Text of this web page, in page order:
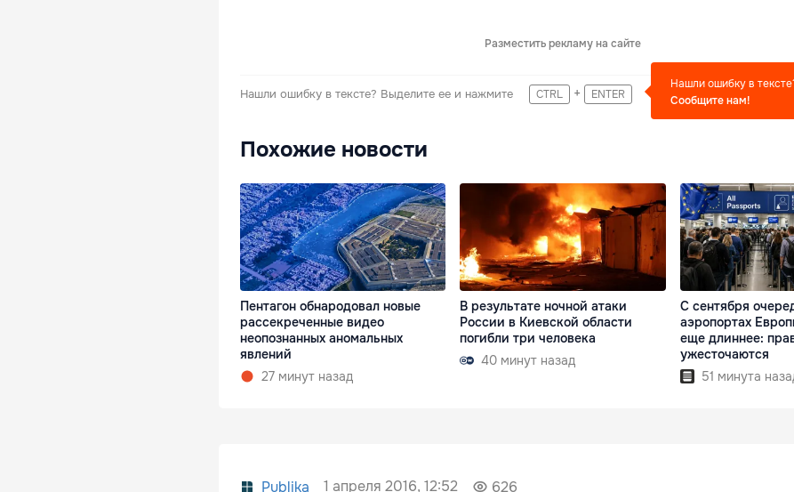
Разместить рекламу на сайте
Нашли ошибку в тексте? Выделите ее и нажмите CTRL + ENTER
Нашли ошибку в
Сообщите нам!
Похожие новости
Пентагон обнародовал новые
рассекреченные видео
неопознанных аномальных
явлений
27 минут назад
В результате ночной атаки
России в Киевской области
погибли три человека
40 минут назад
С сентября
аэропортах
еще длиннее:
ужесточаются
51 минута
Publika 1 апреля 2016, 12:52 626